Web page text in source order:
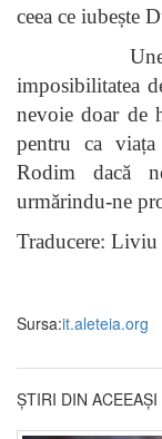
ceea ce iubește
Uneori ne
imposibilitatea
nevoie doar de
pentru ca
Rodim dacă
urmărindu-ne
Traducere: Liviu
Sursa:it.aleteia.org
ȘTIRI DIN